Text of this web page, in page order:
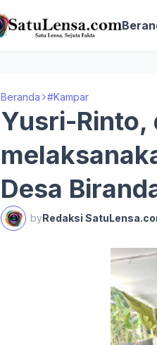
Beranda #Kampar
Yusri-Rinto,
Desa
byRedaksi